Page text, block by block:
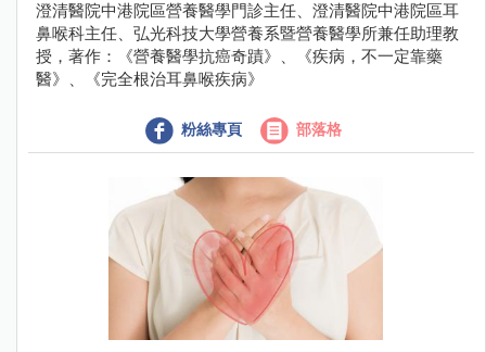
澄清醫院中港院區營養醫學門診主任、澄清醫院中港院區耳
鼻喉科主任、弘光科技大學營養系暨營養醫學所兼任助理教
授，著作：《營養醫學抗癌奇蹟》、《疾病，不一定靠藥
醫》、《完全根治耳鼻喉疾病》
粉絲專頁 部落格